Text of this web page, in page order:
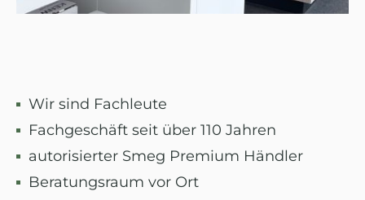
Wir sind Fachleute
Fachgeschäft seit über 110 Jahren
autorisierter Smeg Premium Händler
Beratungsraum vor Ort